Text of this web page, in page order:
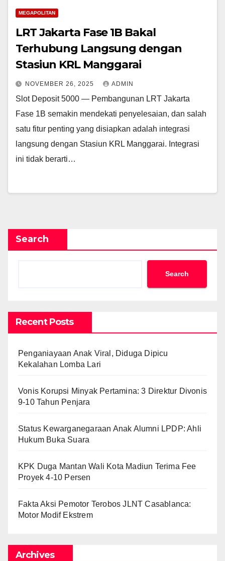
MEGAPOLITAN
LRT Jakarta Fase 1B Bakal
Terhubung Langsung dengan
Stasiun KRL Manggarai
NOVEMBER 26, 2025 ADMIN
Slot Deposit 5000 — Pembangunan LRT Jakarta
Fase 1B semakin mendekati penyelesaian, dan salah
satu fitur penting yang disiapkan adalah integrasi
langsung dengan Stasiun KRL Manggarai. Integrasi
ini tidak berarti…
Search
Search
Recent Posts
Penganiayaan Anak Viral, Diduga Dipicu
Kekalahan Lomba Lari
Vonis Korupsi Minyak Pertamina: 3 Direktur Divonis
9-10 Tahun Penjara
Status Kewarganegaraan Anak Alumni LPDP: Ahli
Hukum Buka Suara
KPK Duga Mantan Wali Kota Madiun Terima Fee
Proyek 4-10 Persen
Fakta Aksi Pemotor Terobos JLNT Casablanca:
Motor Modif Ekstrem
Archives